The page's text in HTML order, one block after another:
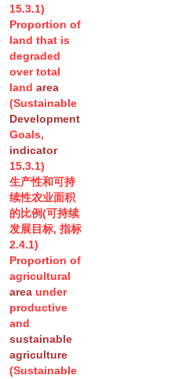
15.3.1)
Proportion of
land that is
degraded
over total
land area
(Sustainable
Development
Goals,
indicator
15.3.1)
生产性和可持
续性农业面积
的比例(可持续
发展目标, 指标
2.4.1)
Proportion of
agricultural
area under
productive
and
sustainable
agriculture
(Sustainable